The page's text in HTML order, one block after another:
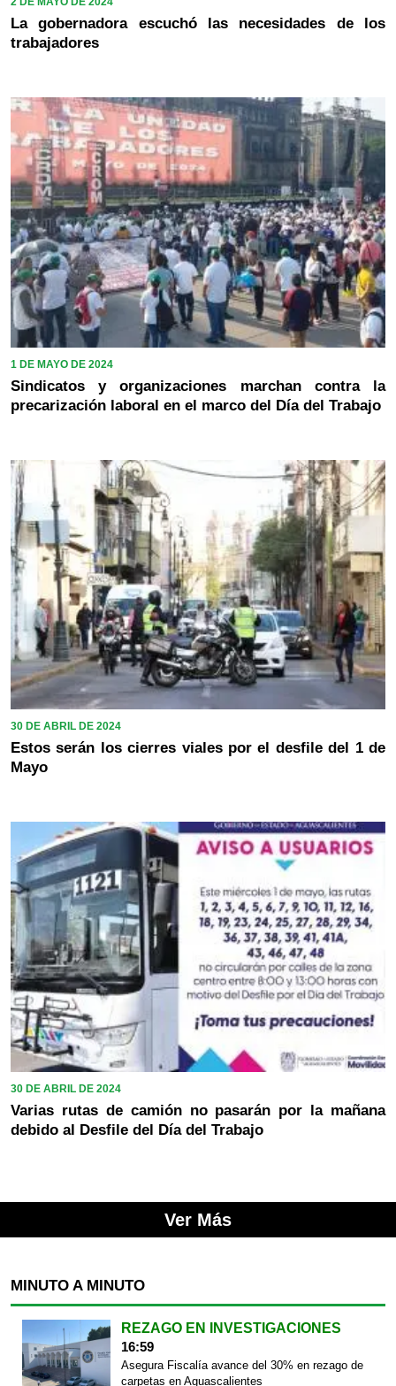
La gobernadora escuchó las necesidades de los
trabajadores
1 DE MAYO DE 2024
Sindicatos y organizaciones marchan contra la
precarización laboral en el marco del Día del Trabajo
30 DE ABRIL DE 2024
Estos serán los cierres viales por el desfile del 1 de
Mayo
30 DE ABRIL DE 2024
Varias rutas de camión no pasarán por la mañana
debido al Desfile del Día del Trabajo
Ver Más
MINUTO A MINUTO
REZAGO EN INVESTIGACIONES
16:59
Asegura Fiscalía avance del 30% en rezago de
carpetas en Aguascalientes